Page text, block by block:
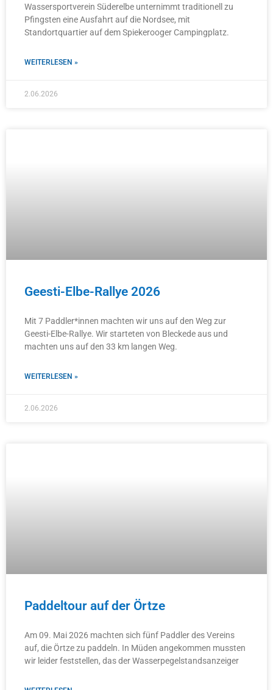
Wassersportverein Süderelbe unternimmt traditionell zu
Pfingsten eine Ausfahrt auf die Nordsee, mit
Standortquartier auf dem Spiekerooger Campingplatz.
WEITERLESEN »
2.06.2026
Geesti-Elbe-Rallye 2026
Mit 7 Paddler*innen machten wir uns auf den Weg zur
Geesti-Elbe-Rallye. Wir starteten von Bleckede aus und
machten uns auf den 33 km langen Weg.
WEITERLESEN »
2.06.2026
Paddeltour auf der Örtze
Am 09. Mai 2026 machten sich fünf Paddler des Vereins
auf, die Örtze zu paddeln. In Müden angekommen mussten
wir leider feststellen, das der Wasserpegelstandsanzeiger